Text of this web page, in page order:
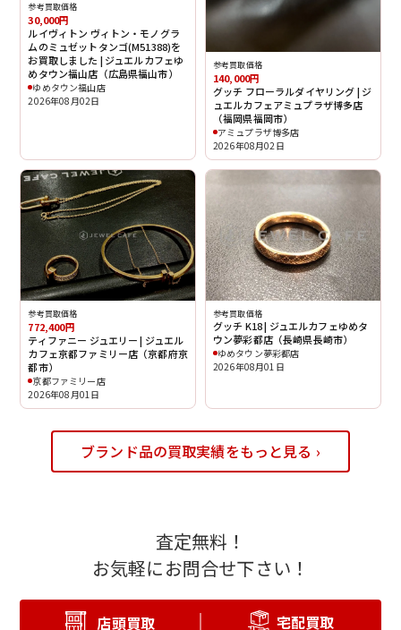
参考買取価格
30,000円
ルイヴィトン ヴィトン・モノグラ
ムのミュゼットタンゴ(M51388)を
お買取しました | ジュエルカフェゆ
めタウン福山店（広島県福山市）
ゆめタウン福山店
2026年08月02日
参考買取価格
140,000円
グッチ フローラルダイヤリング | ジ
ュエルカフェアミュプラザ博多店
（福岡県福岡市）
アミュプラザ博多店
2026年08月02日
参考買取価格
772,400円
ティファニー ジュエリー | ジュエル
カフェ京都ファミリー店（京都府京
都市）
京都ファミリー店
2026年08月01日
参考買取価格
グッチ K18 | ジュエルカフェゆめタ
ウン夢彩都店（長崎県長崎市）
ゆめタウン夢彩都店
2026年08月01日
ブランド品の買取実績をもっと見る ›
査定無料！
お気軽にお問合せ下さい！
店頭買取 宅配買取